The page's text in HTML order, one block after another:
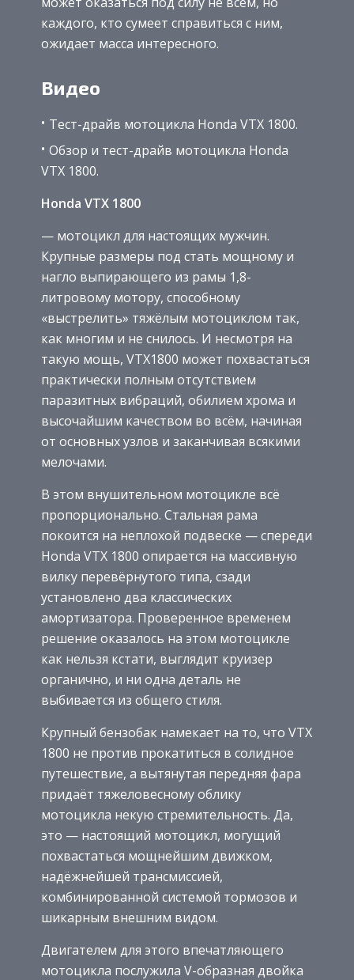
каждого, кто сумеет справиться с ним,
ожидает масса интересного.
Видео
Тест-драйв мотоцикла Honda VTX 1800.
Обзор и тест-драйв мотоцикла Honda
VTX 1800.
Honda VTX 1800
— мотоцикл для настоящих мужчин.
Крупные размеры под стать мощному и
нагло выпирающего из рамы 1,8-
литровому мотору, способному
«выстрелить» тяжёлым мотоциклом так,
как многим и не снилось. И несмотря на
такую мощь, VTX1800 может похвастаться
практически полным отсутствием
паразитных вибраций, обилием хрома и
высочайшим качеством во всём, начиная
от основных узлов и заканчивая всякими
мелочами.
В этом внушительном мотоцикле всё
пропорционально. Стальная рама
покоится на неплохой подвеске — спереди
Honda VTX 1800 опирается на массивную
вилку перевёрнутого типа, сзади
установлено два классических
амортизатора. Проверенное временем
решение оказалось на этом мотоцикле
как нельзя кстати, выглядит круизер
органично, и ни одна деталь не
выбивается из общего стиля.
Крупный бензобак намекает на то, что VTX
1800 не против прокатиться в солидное
путешествие, а вытянутая передняя фара
придаёт тяжеловесному облику
мотоцикла некую стремительность. Да,
это — настоящий мотоцикл, могущий
похвастаться мощнейшим движком,
надёжнейшей трансмиссией,
комбинированной системой тормозов и
шикарным внешним видом.
Двигателем для этого впечатляющего
мотоцикла послужила V-образная двойка